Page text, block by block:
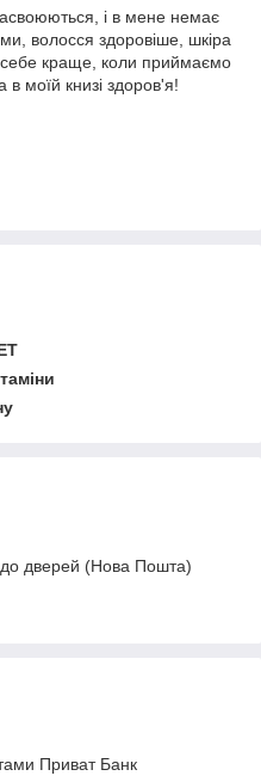
і в мене немає
волосся здоровіше, шкіра
себе краще, коли приймаємо
моїй книзі здоров'я!
дверей (Нова Пошта)
Приват Банк